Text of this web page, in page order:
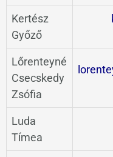
Kertész
Győző
Lőrenteyné
Csecskedy
Zsófia
Luda
Tímea